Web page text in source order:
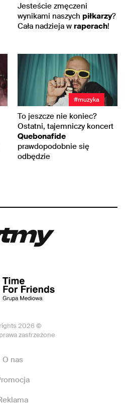
Jesteście zmęczeni
wynikami naszych piłkarzy?
Cała nadzieja w raperach!
#muzyka
To jeszcze nie koniec?
Ostatni, tajemniczy koncert
Quebonafide
prawdopodobnie się
odbędzie
2026 ©
zastrzeżone
O nas